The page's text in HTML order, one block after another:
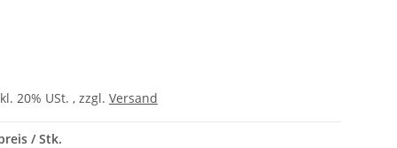
20% USt. , zzgl. Versand
/ Stk.